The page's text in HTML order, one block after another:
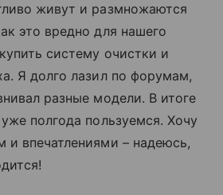
живут и размножаются
это вредно для нашего
систему очистки и
Я долго лазил по форумам,
разные модели. В итоге
полгода пользуемся. Хочу
и впечатлениями – надеюсь,